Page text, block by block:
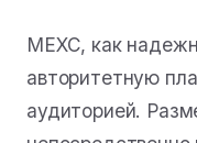
MEXC, как
авторитетную
аудиторией.